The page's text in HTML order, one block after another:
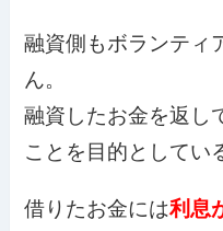
融資側もボランティ
ん。
融資したお金を返し
ことを目的としてい
借りたお金には利息